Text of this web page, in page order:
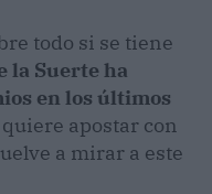
todo si se tiene
la Suerte ha
en los últimos
apostar con
a mirar a este